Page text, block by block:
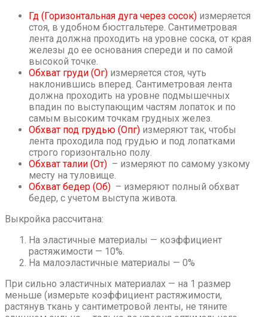
Гд (Горизонтальная дуга через сосок) измеряется
стоя, в удобном бюстгальтере. Сантиметровая
лента должна проходить на уровне соска, от края
железы до ее основания спереди и по самой
высокой точке.
Обхват груди (Ог) измеряется стоя, чуть
наклонившись вперед. Сантиметровая лента
должна проходить на уровне подмышечных
впадин по выступающим частям лопаток и по
самым высоким точкам грудных желез.
Обхват под грудью (Опг) измеряют так, чтобы
лента проходила под грудью и под лопатками
строго горизонтально полу.
Обхват талии (От) – измеряют по самому узкому
месту на туловище.
Обхват бедер (Об) – измеряют полный обхват
бедер, с учетом выступа живота.
Выкройка рассчитана:
На эластичные материалы — коэффициент
растяжимости — 10%.
На малоэластичные материалы — 0%
При сильно эластичных материалах — на 1 размер
меньше (измерьте коэффициент растяжимости,
растянув ткань у сантиметровой ленты, не тяните